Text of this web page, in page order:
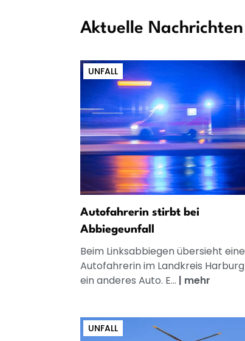
Aktuelle Nachrichten
UNFALL
Autofahrerin stirbt bei
Abbiegeunfall
Beim Linksabbiegen übersieht eine
Autofahrerin im Landkreis Harburg
ein anderes Auto. E... | mehr
UNFALL